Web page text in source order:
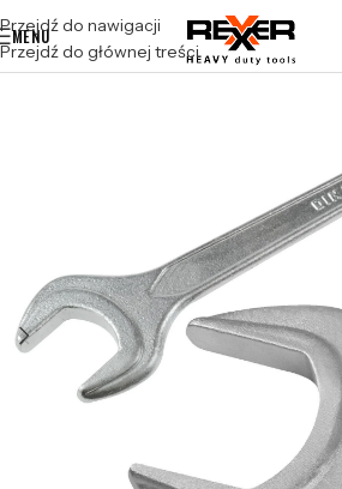
Przejdź do nawigacji
Przejdź do głównej treści
MENU